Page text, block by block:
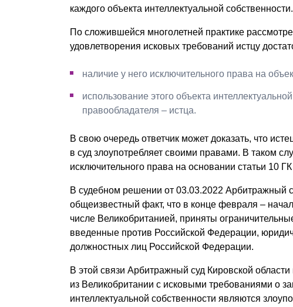
каждого объекта интеллектуальной собственности.
По сложившейся многолетней практике
удовлетворения исковых требований истцу
наличие у него исключительного права на
использование этого объекта
правообладателя – истца.
В свою очередь ответчик может доказать, что
в суд злоупотребляет своими правами. В таком
исключительного права на основании статьи 10
В судебном решении от 03.03.2022 Арбитражный
общеизвестный факт, что в конце февраля –
числе Великобританией, приняты
введенные против Российской Федерации,
должностных лиц Российской Федерации.
В этой связи Арбитражный суд Кировской
из Великобритании с исковыми требованиями о
интеллектуальной собственности являются